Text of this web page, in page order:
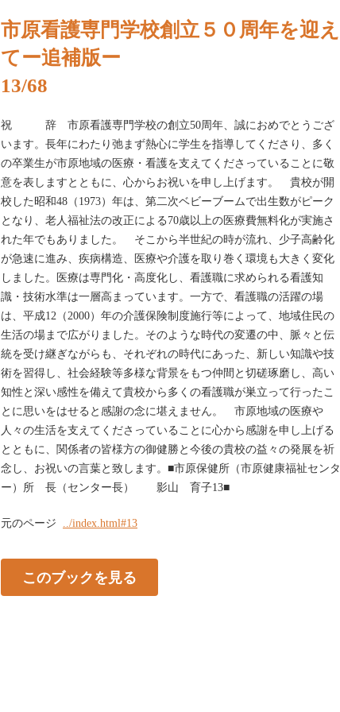
市原看護専門学校創立５０周年を迎え
てー追補版ー
13/68
祝 辞 市原看護専門学校の創立50周年、誠におめでとうござ
います。長年にわたり弛まず熱心に学生を指導してくださり、多く
の卒業生が市原地域の医療・看護を支えてくださっていることに敬
意を表しますとともに、心からお祝いを申し上げます。 貴校が開
校した昭和48（1973）年は、第二次ベビーブームで出生数がピーク
となり、老人福祉法の改正による70歳以上の医療費無料化が実施さ
れた年でもありました。 そこから半世紀の時が流れ、少子高齢化
が急速に進み、疾病構造、医療や介護を取り巻く環境も大きく変化
しました。医療は専門化・高度化し、看護職に求められる看護知
識・技術水準は一層高まっています。一方で、看護職の活躍の場
は、平成12（2000）年の介護保険制度施行等によって、地域住民の
生活の場まで広がりました。そのような時代の変遷の中、脈々と伝
統を受け継ぎながらも、それぞれの時代にあった、新しい知識や技
術を習得し、社会経験等多様な背景をもつ仲間と切磋琢磨し、高い
知性と深い感性を備えて貴校から多くの看護職が巣立って行ったこ
とに思いをはせると感謝の念に堪えません。 市原地域の医療や
人々の生活を支えてくださっていることに心から感謝を申し上げる
とともに、関係者の皆様方の御健勝と今後の貴校の益々の発展を祈
念し、お祝いの言葉と致します。■市原保健所（市原健康福祉センタ
ー）所 長（センター長） 影山 育子13■
元のページ ../index.html#13
このブックを見る